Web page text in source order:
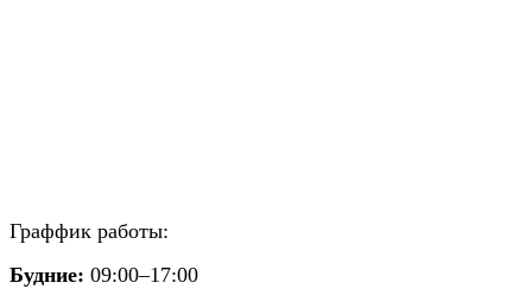
Граффик работы:
Будние: 09:00–17:00